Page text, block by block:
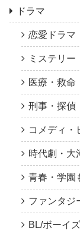
ドラマ
恋愛ドラマ
ミステリー
医療・救命
刑事・探偵
コメディ・
時代劇・大
青春・学園
ファンタジ
BL/ボーイ